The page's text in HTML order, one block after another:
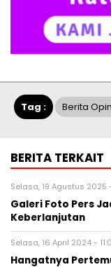
Tag : Berita
BERITA TERKAIT
Selasa, 19 Agustus 2025 -
Galeri Foto Pers
Keberlanjutan
Selasa, 16 April 2024 -
Hangatnya